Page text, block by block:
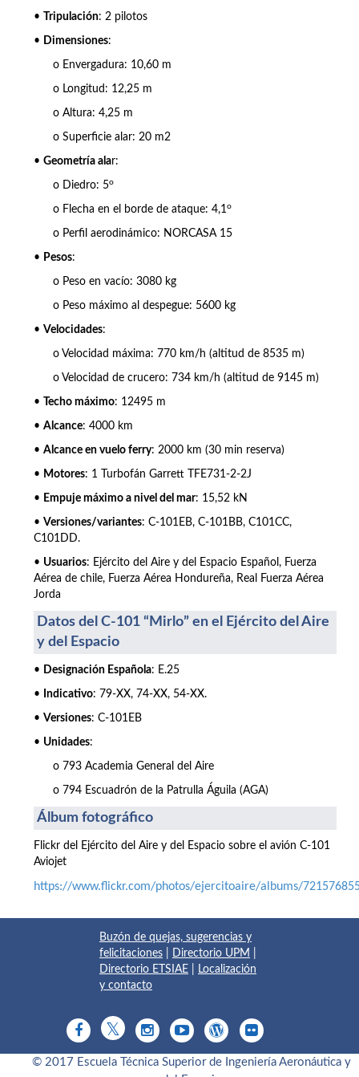
• Tripulación: 2 pilotos
• Dimensiones:
o Envergadura: 10,60 m
o Longitud: 12,25 m
o Altura: 4,25 m
o Superficie alar: 20 m2
• Geometría alar:
o Diedro: 5o
o Flecha en el borde de ataque: 4,1o
o Perfil aerodinámico: NORCASA 15
• Pesos:
o Peso en vacío: 3080 kg
o Peso máximo al despegue: 5600 kg
• Velocidades:
o Velocidad máxima: 770 km/h (altitud de 8535 m)
o Velocidad de crucero: 734 km/h (altitud de 9145 m)
• Techo máximo: 12495 m
• Alcance: 4000 km
• Alcance en vuelo ferry: 2000 km (30 min reserva)
• Motores: 1 Turbofán Garrett TFE731-2-2J
• Empuje máximo a nivel del mar: 15,52 kN
• Versiones/variantes: C-101EB, C-101BB, C101CC,
C101DD.
• Usuarios: Ejército del Aire y del Espacio Español, Fuerza
Aérea de chile, Fuerza Aérea Hondureña, Real Fuerza Aérea
Jorda
Datos del C-101 “Mirlo” en el Ejército del Aire
y del Espacio
• Designación Española: E.25
• Indicativo: 79-XX, 74-XX, 54-XX.
• Versiones: C-101EB
• Unidades:
o 793 Academia General del Aire
o 794 Escuadrón de la Patrulla Águila (AGA)
Álbum fotográfico
Flickr del Ejército del Aire y del Espacio sobre el avión C-101
Aviojet
https://www.flickr.com/photos/ejercitoaire/albums/
Buzón de quejas, sugerencias y
felicitaciones
Directorio UPM
Directorio ETSIAE
Localización
y contacto
© 2017 Escuela Técnica Superior de Ingeniería Aeronáutica y